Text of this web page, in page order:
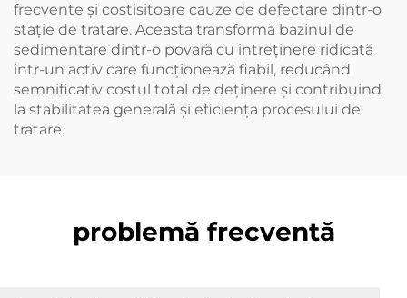
frecvente și costisitoare cauze de defectare dintr-o
stație de tratare. Aceasta transformă bazinul de
sedimentare dintr-o povară cu întreținere ridicată
într-un activ care funcționează fiabil, reducând
semnificativ costul total de deținere și contribuind
la stabilitatea generală și eficiența procesului de
tratare.
problemă frecventă